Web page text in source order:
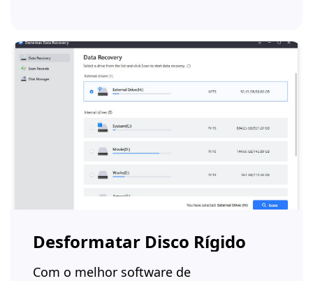
Desformatar Disco Rígido
Com o melhor software de